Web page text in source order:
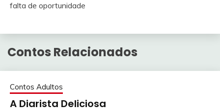
falta de oportunidade
Contos Relacionados
Contos Adultos
A Diarista Deliciosa